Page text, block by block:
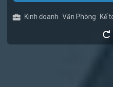
Kinh doanh Văn Phòng Kế